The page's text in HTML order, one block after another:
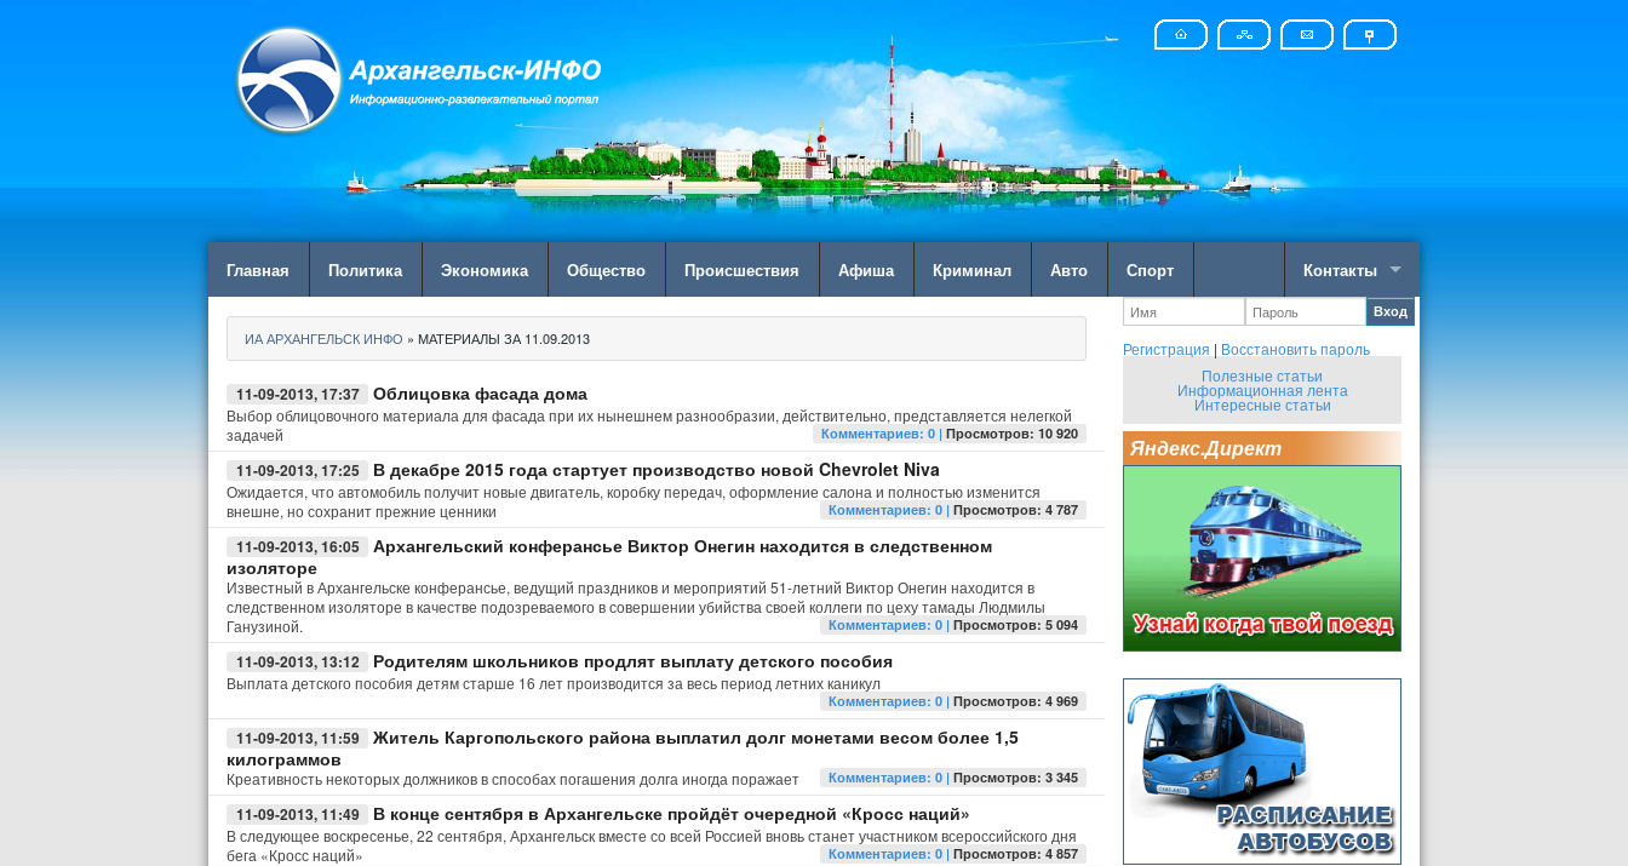
Главная Политика Экономика Общество Происшествия Афиша Криминал Авто Спорт Контакты
ИА АРХАНГЕЛЬСК ИНФО » МАТЕРИАЛЫ ЗА 11.09.2013
11-09-2013, 17:37 Облицовка фасада дома
Выбор облицовочного материала для фасада при их нынешнем разнообразии, действительно, представляется нелегкой
задачей
Комментариев: 0 |Просмотров: 10 920
11-09-2013, 17:25 В декабре 2015 года стартует производство новой Chevrolet Niva
Ожидается, что автомобиль получит новые двигатель, коробку передач, оформление салона и полностью изменится
внешне, но сохранит прежние ценники
Комментариев: 0 |Просмотров: 4 787
11-09-2013, 16:05
Архангельский конферансье Виктор Онегин находится в следственном
изоляторе
Известный в Архангельске конферансье, ведущий праздников и мероприятий 51-летний Виктор Онегин находится в
следственном изоляторе в качестве подозреваемого в совершении убийства своей коллеги по цеху тамады Людмилы
Ганузиной.
Комментариев: 0 |Просмотров: 5 094
11-09-2013, 13:12 Родителям школьников продлят выплату детского пособия
Выплата детского пособия детям старше 16 лет производится за весь период летних каникул
Комментариев: 0 |Просмотров: 4 969
11-09-2013, 11:59
Житель Каргопольского района выплатил долг монетами весом более 1,5
килограммов
Креативность некоторых должников в способах погашения долга иногда поражает Комментариев: 0 |Просмотров: 3 345
11-09-2013, 11:49 В конце сентября в Архангельске пройдёт очередной «Кросс наций»
В следующее воскресенье, 22 сентября, Архангельск вместе со всей Россией вновь станет участником всероссийского дня
бега «Кросс наций»
Комментариев: 0 |Просмотров: 4 857
Вход
Регистрация | Восстановить пароль
Полезные статьи
Информационная лента
Интересные статьи
Яндекс.Директ